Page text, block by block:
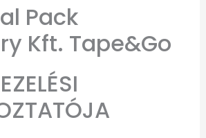
Pack
Kft. Tape&Go